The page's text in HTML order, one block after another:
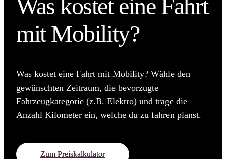
Was kostet eine Fahrt
mit Mobility?
Was kostet eine Fahrt mit Mobility? Wähle den
gewünschten Zeitraum, die bevorzugte
Fahrzeugkategorie (z.B. Elektro) und trage die
Anzahl Kilometer ein, welche du zu fahren planst.
Zum Preiskalkulator